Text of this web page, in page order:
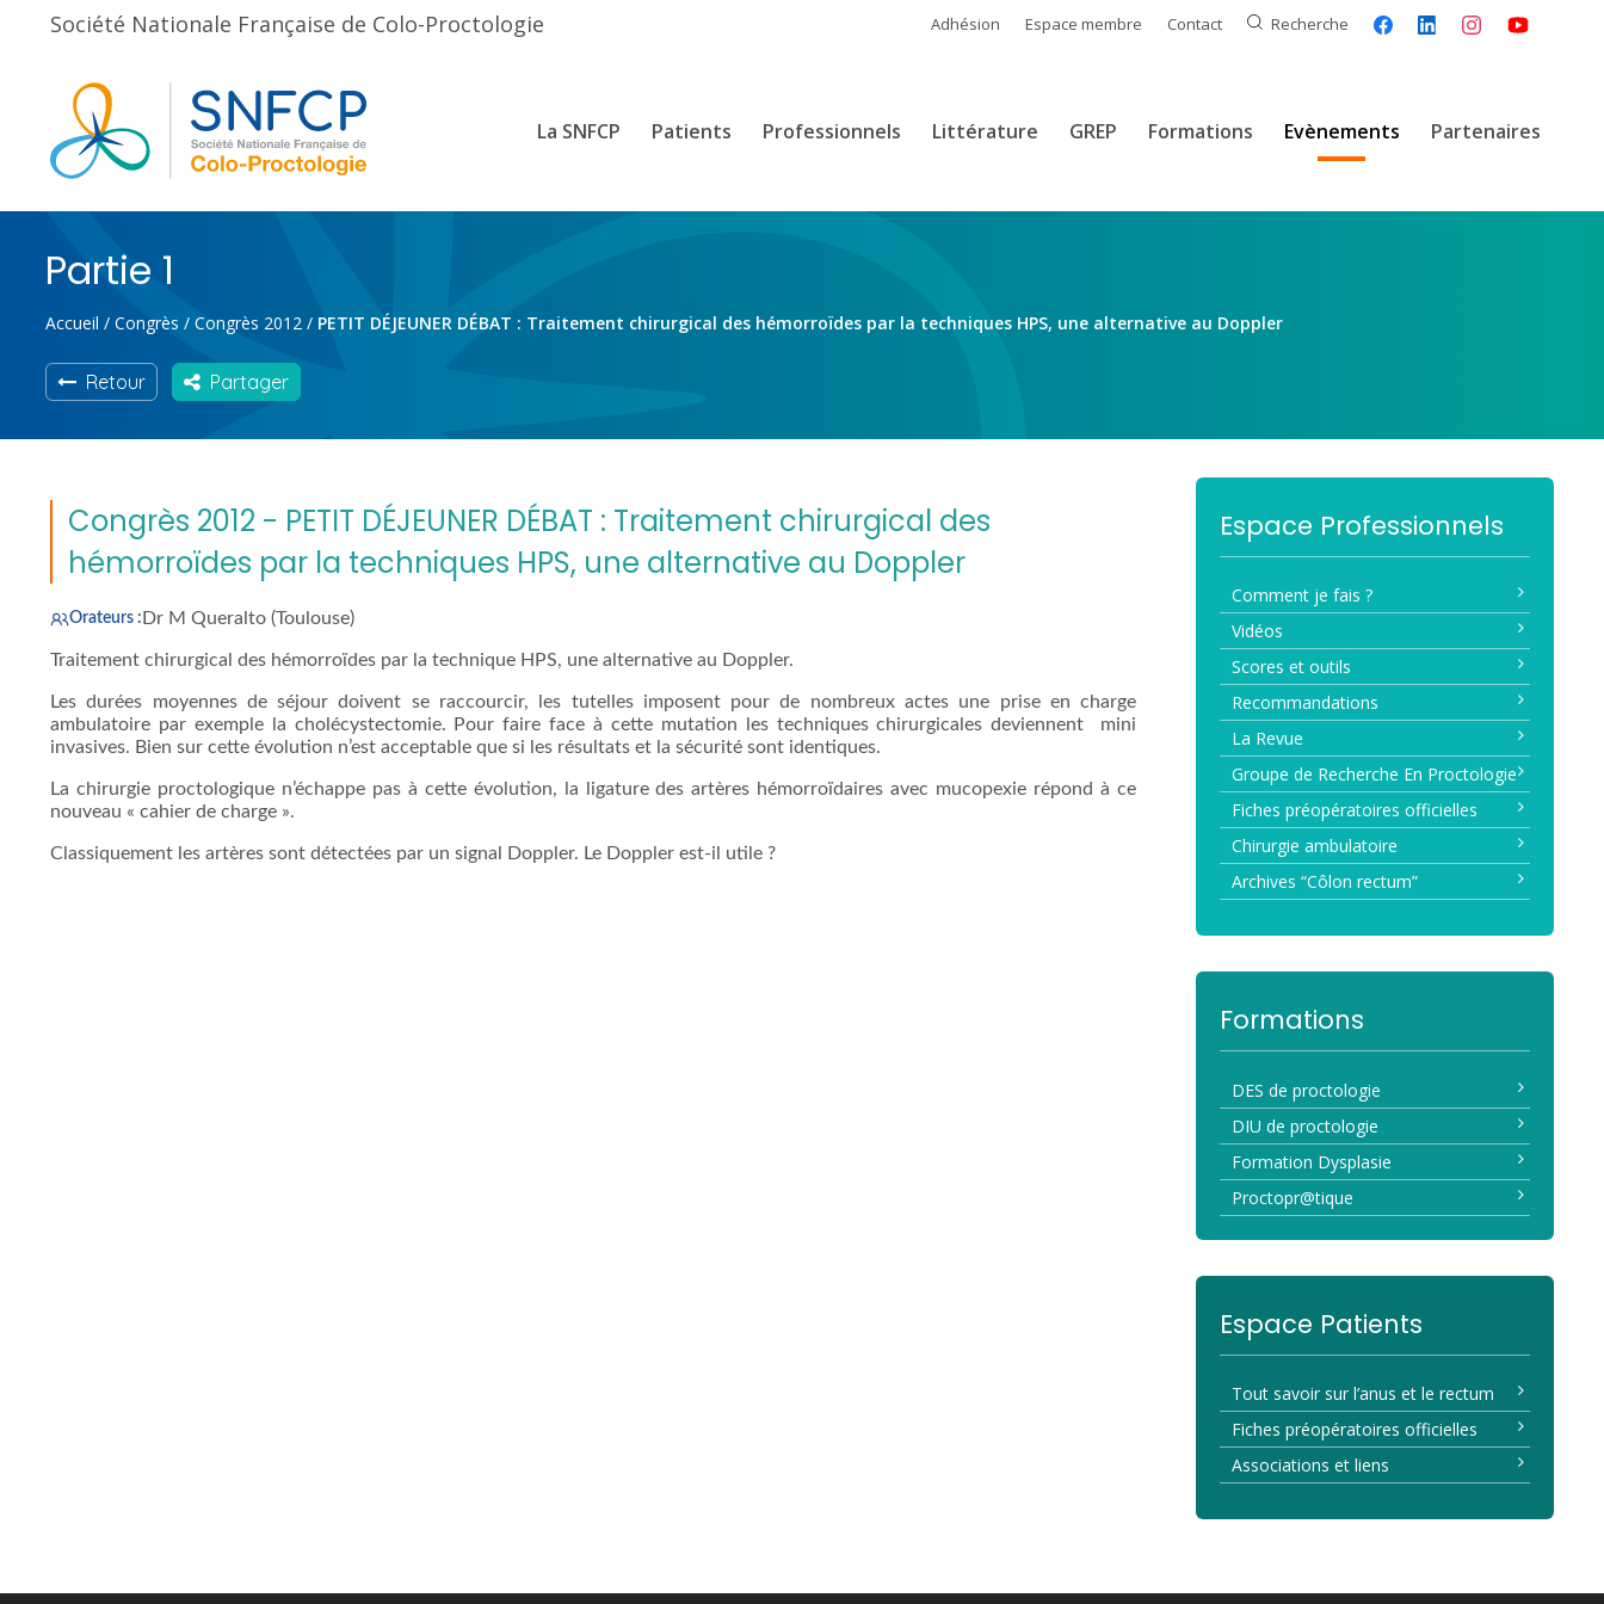
Société Nationale Française de Colo-Proctologie Adhésion Espace membre Contact Recherche
La SNFCP Patients Professionnels Littérature GREP Formations Evènements Partenaires
Partie 1
Accueil / Congrès / Congrès 2012 / PETIT DÉJEUNER DÉBAT : Traitement chirurgical des hémorroïdes par la techniques HPS, une alternative au Doppler
Retour Partager
Congrès 2012 - PETIT DÉJEUNER DÉBAT : Traitement chirurgical des
hémorroïdes par la techniques HPS, une alternative au Doppler
Orateurs : Dr M Queralto (Toulouse)
Traitement chirurgical des hémorroïdes par la technique HPS, une alternative au Doppler.
Les durées moyennes de séjour doivent se raccourcir, les tutelles imposent pour de nombreux actes une prise en charge
ambulatoire par exemple la cholécystectomie. Pour faire face à cette mutation les techniques chirurgicales deviennent mini
invasives. Bien sur cette évolution n’est acceptable que si les résultats et la sécurité sont identiques.
La chirurgie proctologique n’échappe pas à cette évolution, la ligature des artères hémorroïdaires avec mucopexie répond à ce
nouveau « cahier de charge ».
Classiquement les artères sont détectées par un signal Doppler. Le Doppler est-il utile ?
Espace Professionnels
Comment je fais ?
Vidéos
Scores et outils
Recommandations
La Revue
Groupe de Recherche En Proctologie
Fiches préopératoires officielles
Chirurgie ambulatoire
Archives “Côlon rectum”
Formations
DES de proctologie
DIU de proctologie
Formation Dysplasie
Proctopr@tique
Espace Patients
Tout savoir sur l’anus et le rectum
Fiches préopératoires officielles
Associations et liens